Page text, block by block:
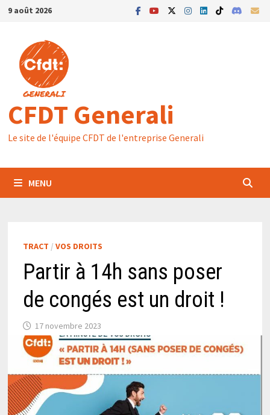
Passer
contenu
9 août 2026
CFDT Generali
Le site de l'équipe CFDT de l'entreprise Generali
MENU
TRACT / VOS DROITS
Partir à 14h sans poser
de congés est un droit !
17 novembre 2023